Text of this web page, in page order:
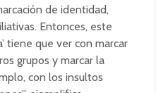
de identidad,
Entonces, este
tiene que ver con marcar
grupos y marcar la
con los insultos